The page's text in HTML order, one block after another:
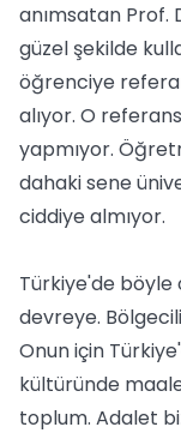
anımsatan Prof.
güzel şekilde
öğrenciye
alıyor. O
yapmıyor.
dahaki sene
ciddiye almıyor.
Türkiye'de
devreye.
Onun için
kültüründe
toplum. Adalet